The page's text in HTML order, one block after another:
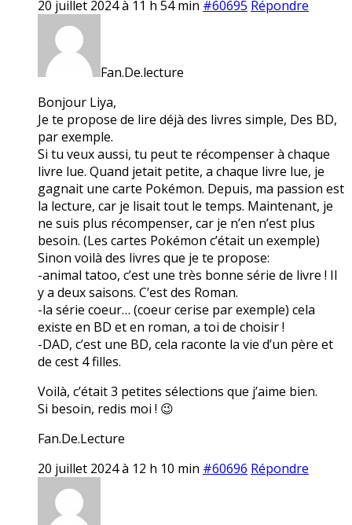
20 juillet 2024 à 11 h 54 min #60695 Répondre
Fan.De.lecture
Bonjour Liya,
Je te propose de lire déjà des livres simple, Des BD,
par exemple.
Si tu veux aussi, tu peut te récompenser à chaque
livre lue. Quand jetait petite, a chaque livre lue, je
gagnait une carte Pokémon. Depuis, ma passion est
la lecture, car je lisait tout le temps. Maintenant, je
ne suis plus récompenser, car je n’en n’est plus
besoin. (Les cartes Pokémon c’était un exemple)
Sinon voilà des livres que je te propose:
-animal tatoo, c’est une très bonne série de livre ! Il
y a deux saisons. C’est des Roman.
-la série coeur… (coeur cerise par exemple) cela
existe en BD et en roman, a toi de choisir !
-DAD, c’est une BD, cela raconte la vie d’un père et
de cest 4 filles.
Voilà, c’était 3 petites sélections que j’aime bien.
Si besoin, redis moi ! 😉
Fan.De.Lecture
20 juillet 2024 à 12 h 10 min #60696 Répondre